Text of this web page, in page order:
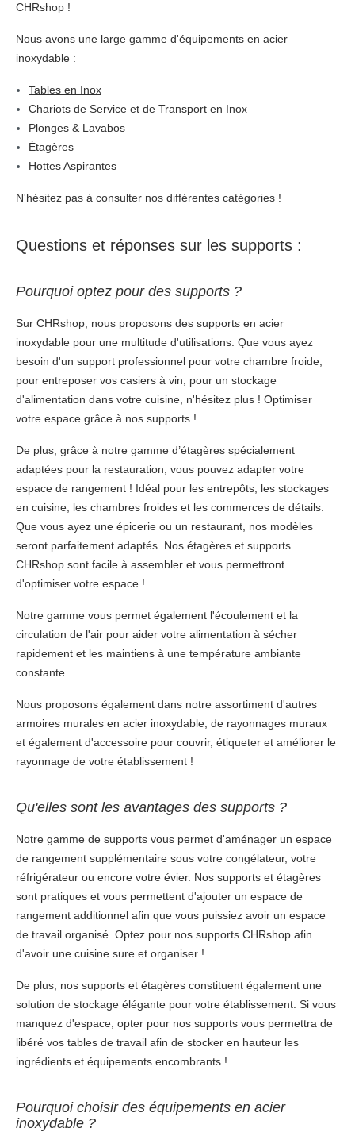
CHRshop !
Nous avons une large gamme d'équipements en acier
inoxydable :
Tables en Inox
Chariots de Service et de Transport en Inox
Plonges & Lavabos
Étagères
Hottes Aspirantes
N'hésitez pas à consulter nos différentes catégories !
Questions et réponses sur les supports :
Pourquoi optez pour des supports ?
Sur CHRshop, nous proposons des supports en acier
inoxydable pour une multitude d'utilisations. Que vous ayez
besoin d'un support professionnel pour votre chambre froide,
pour entreposer vos casiers à vin, pour un stockage
d'alimentation dans votre cuisine, n'hésitez plus ! Optimiser
votre espace grâce à nos supports !
De plus, grâce à notre gamme d’étagères spécialement
adaptées pour la restauration, vous pouvez adapter votre
espace de rangement ! Idéal pour les entrepôts, les stockages
en cuisine, les chambres froides et les commerces de détails.
Que vous ayez une épicerie ou un restaurant, nos modèles
seront parfaitement adaptés. Nos étagères et supports
CHRshop sont facile à assembler et vous permettront
d'optimiser votre espace !
Notre gamme vous permet également l'écoulement et la
circulation de l'air pour aider votre alimentation à sécher
rapidement et les maintiens à une température ambiante
constante.
Nous proposons également dans notre assortiment d'autres
armoires murales en acier inoxydable, de rayonnages muraux
et également d'accessoire pour couvrir, étiqueter et améliorer le
rayonnage de votre établissement !
Qu'elles sont les avantages des supports ?
Notre gamme de supports vous permet d'aménager un espace
de rangement supplémentaire sous votre congélateur, votre
réfrigérateur ou encore votre évier. Nos supports et étagères
sont pratiques et vous permettent d'ajouter un espace de
rangement additionnel afin que vous puissiez avoir un espace
de travail organisé. Optez pour nos supports CHRshop afin
d'avoir une cuisine sure et organiser !
De plus, nos supports et étagères constituent également une
solution de stockage élégante pour votre établissement. Si vous
manquez d'espace, opter pour nos supports vous permettra de
libéré vos tables de travail afin de stocker en hauteur les
ingrédients et équipements encombrants !
Pourquoi choisir des équipements en acier
inoxydable ?